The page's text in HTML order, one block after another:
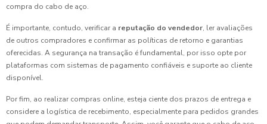
compra do cabo de aço.
É importante, contudo, verificar a reputação do vendedor, ler avaliações
de outros compradores e confirmar as políticas de retorno e garantias
oferecidas. A segurança na transação é fundamental, por isso opte por
plataformas com sistemas de pagamento confiáveis e suporte ao cliente
disponível.
Por fim, ao realizar compras online, esteja ciente dos prazos de entrega e
considere a logística de recebimento, especialmente para pedidos grandes